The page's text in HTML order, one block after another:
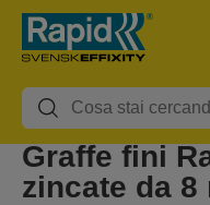
Graffe fini
zincate da 8